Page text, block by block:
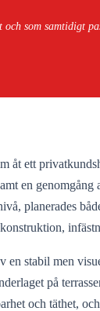
som samtidigt
åt ett
en
planerades
stabil men
på
och täthet,